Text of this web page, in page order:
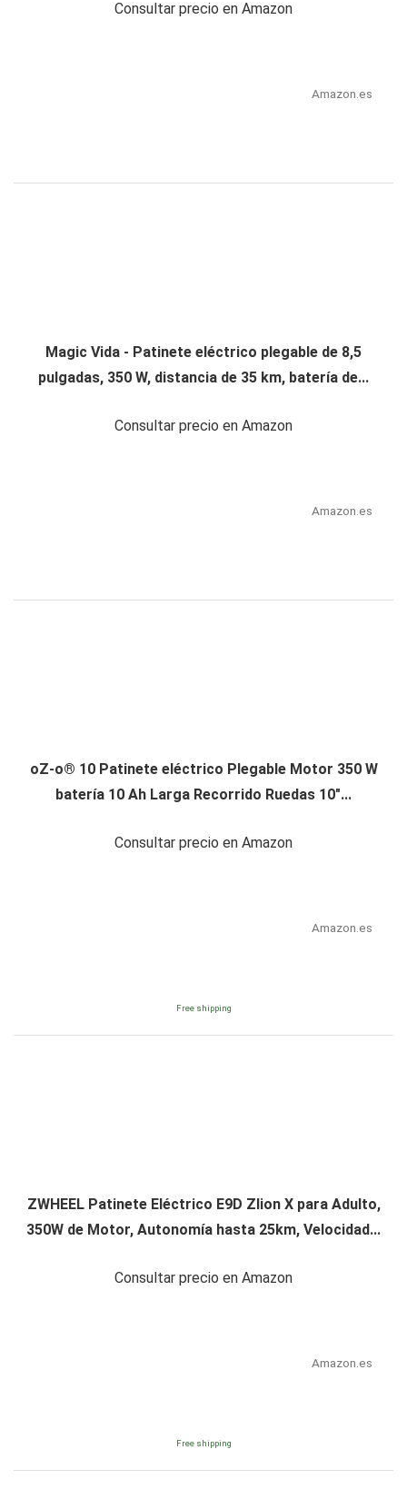
Consultar precio en Amazon
Amazon.es
Magic Vida - Patinete eléctrico plegable de 8,5
pulgadas, 350 W, distancia de 35 km, batería de...
Consultar precio en Amazon
Amazon.es
oZ-o® 10 Patinete eléctrico Plegable Motor 350 W
batería 10 Ah Larga Recorrido Ruedas 10"...
Consultar precio en Amazon
Amazon.es
Free shipping
ZWHEEL Patinete Eléctrico E9D Zlion X para Adulto,
350W de Motor, Autonomía hasta 25km, Velocidad...
Consultar precio en Amazon
Amazon.es
Free shipping